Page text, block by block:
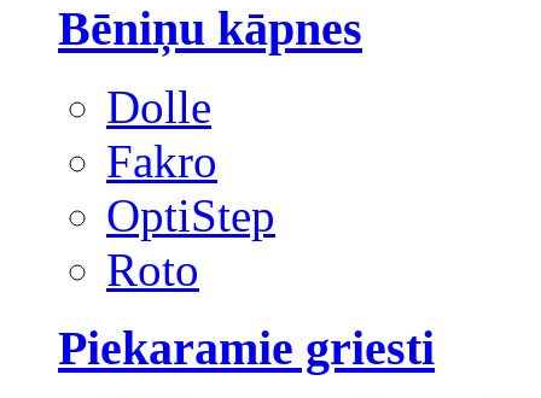
Bēniņu kāpnes
Dolle
Fakro
OptiStep
Roto
Piekaramie griesti